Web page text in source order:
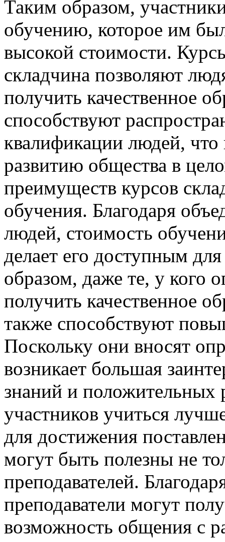
Таким образом,
обучению, которое им
высокой стоимости.
складчина позволяют
получить качественное
способствуют
квалификации людей, что
развитию общества в
преимуществ курсов
обучения. Благодаря
людей, стоимость
делает его доступным
образом, даже те, у кого
получить качественное
также способствуют
Поскольку они вносят
возникает большая
знаний и положительных
участников учиться
для достижения
могут быть полезны не
преподавателей.
преподаватели могут
возможность общения с